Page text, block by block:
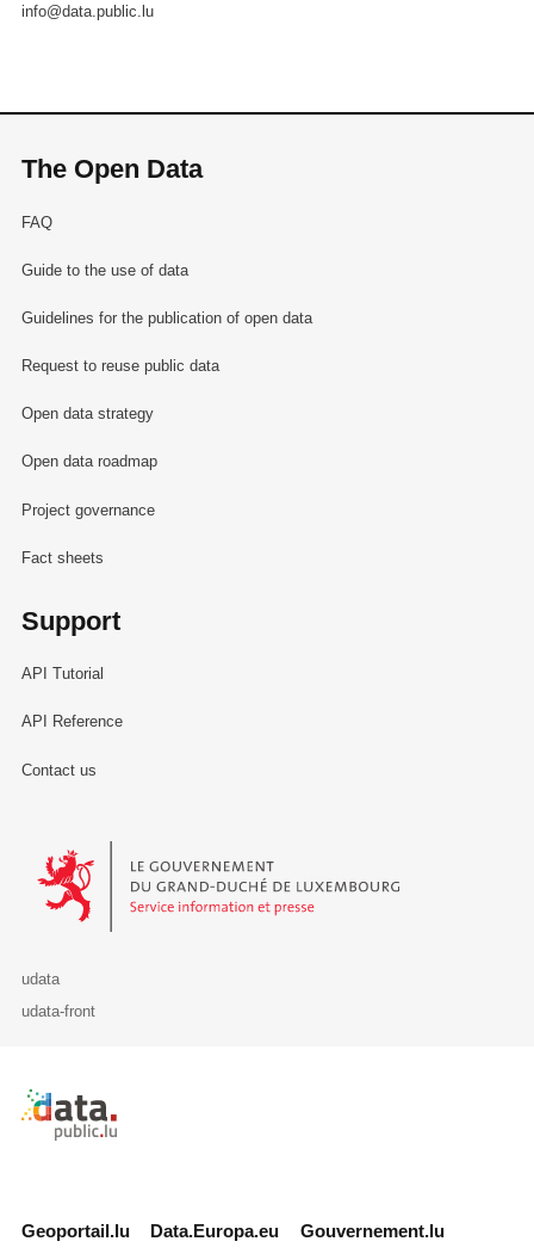
info@data.public.lu
The Open Data
FAQ
Guide to the use of data
Guidelines for the publication of open data
Request to reuse public data
Open data strategy
Open data roadmap
Project governance
Fact sheets
Support
API Tutorial
API Reference
Contact us
Le Gouvernement du Grand-Duché de Luxembourg - Service
udata
udata-front
Retour à l'accueil de data.public.lu
Geoportail.lu Data.Europa.eu Gouvernement.lu